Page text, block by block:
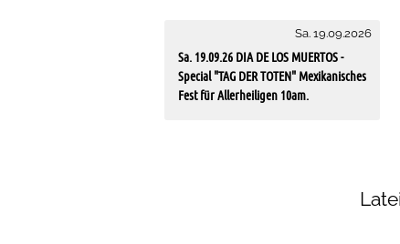
Dieses eingebettete Fenster zeigt
Sa. 19.09.2026
Sa. 19.09.26 DIA DE LOS MUERTOS -
Special "TAG DER TOTEN" Mexikanisches
Fest für Allerheiligen 10am.